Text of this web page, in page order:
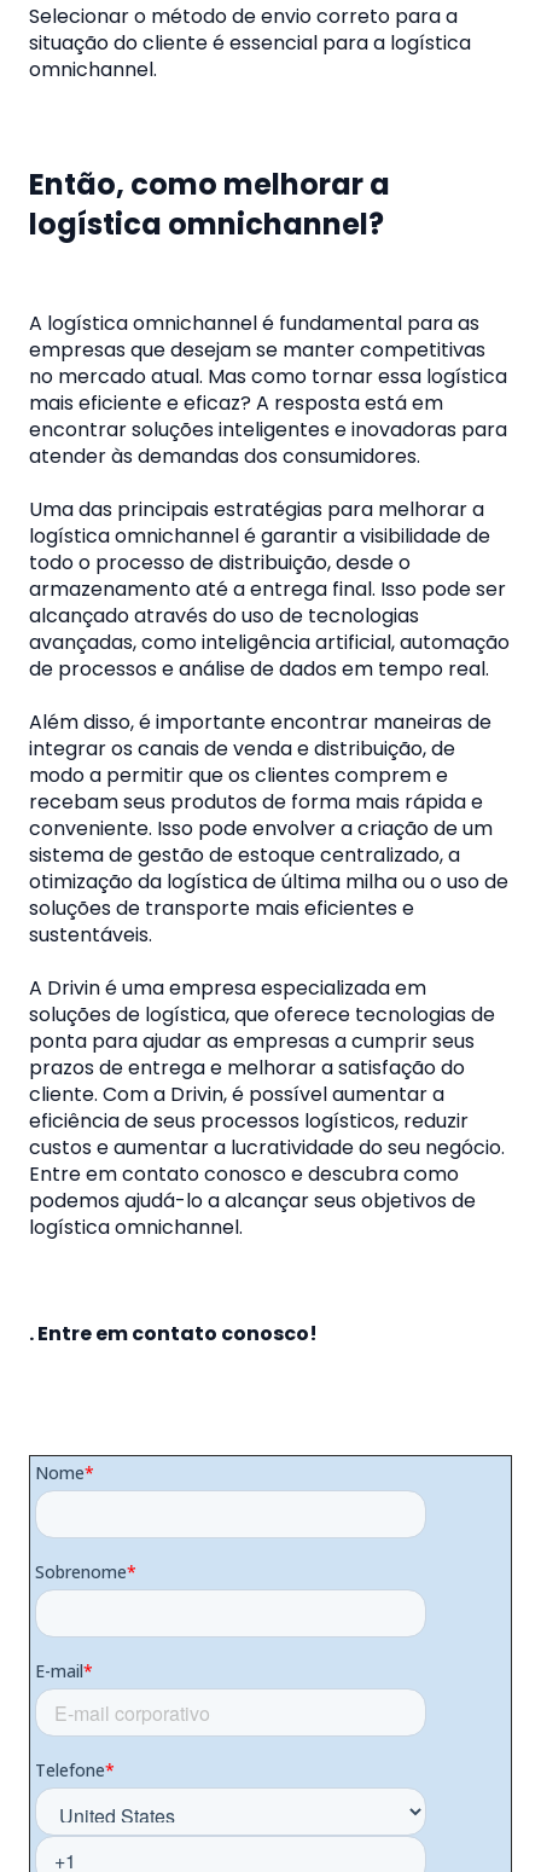
Selecionar o método de envio correto para a
situação do cliente é essencial para a logística
omnichannel.
Então, como melhorar a
logística omnichannel?
A logística omnichannel é fundamental para as
empresas que desejam se manter competitivas
no mercado atual. Mas como tornar essa logística
mais eficiente e eficaz? A resposta está em
encontrar soluções inteligentes e inovadoras para
atender às demandas dos consumidores.
Uma das principais estratégias para melhorar a
logística omnichannel é garantir a visibilidade de
todo o processo de distribuição, desde o
armazenamento até a entrega final. Isso pode ser
alcançado através do uso de tecnologias
avançadas, como inteligência artificial, automação
de processos e análise de dados em tempo real.
Além disso, é importante encontrar maneiras de
integrar os canais de venda e distribuição, de
modo a permitir que os clientes comprem e
recebam seus produtos de forma mais rápida e
conveniente. Isso pode envolver a criação de um
sistema de gestão de estoque centralizado, a
otimização da logística de última milha ou o uso de
soluções de transporte mais eficientes e
sustentáveis.
A Drivin é uma empresa especializada em
soluções de logística, que oferece tecnologias de
ponta para ajudar as empresas a cumprir seus
prazos de entrega e melhorar a satisfação do
cliente. Com a Drivin, é possível aumentar a
eficiência de seus processos logísticos, reduzir
custos e aumentar a lucratividade do seu negócio.
Entre em contato conosco e descubra como
podemos ajudá-lo a alcançar seus objetivos de
logística omnichannel.
. Entre em contato conosco!